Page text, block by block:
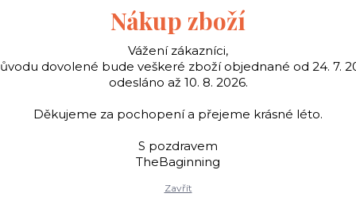
Šátky Young TheBaginning
Peněženky Dámské peněženky Dámská hadí peněženka Neko -
hadí peněženka Neko -
Dámská peněženka
vybavením. Přihrádky
Nákup zboží
Vážení zákazníci,
dovolené bude veškeré zboží objednané od 24. 7.
odesláno až 10. 8. 2026.
Děkujeme za pochopení a přejeme krásné léto.
S pozdravem
TheBaginning
Zavřít